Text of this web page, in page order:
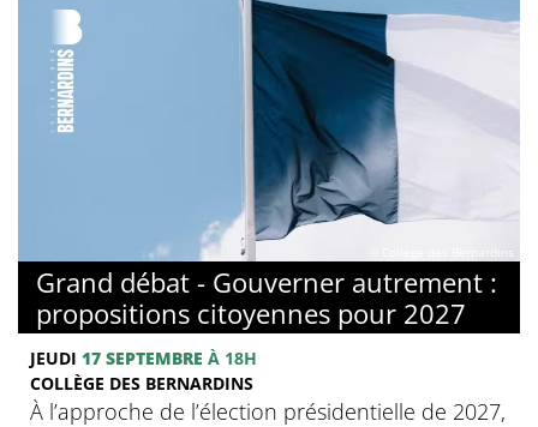
Grand débat - Gouverner autrement :
propositions citoyennes pour 2027
JEUDI 17 SEPTEMBRE À 18H
COLLÈGE DES BERNARDINS
À l’approche de l’élection présidentielle de 2027,